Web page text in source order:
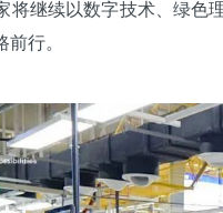
继续以数字技术、绿色理
行。